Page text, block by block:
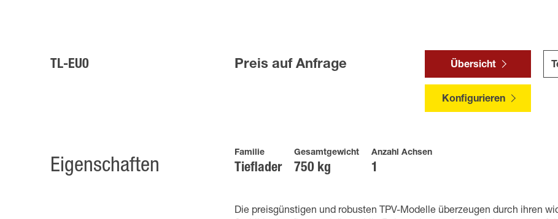
TL-EU0 Preis auf Anfrage Übersicht
Konfigurieren
Eigenschaften
Familie
Tieflader
Gesamtgewicht
750 kg
Anzahl Achsen
1
Die preisgünstigen und robusten TPV-Modelle überzeugen durch ihren